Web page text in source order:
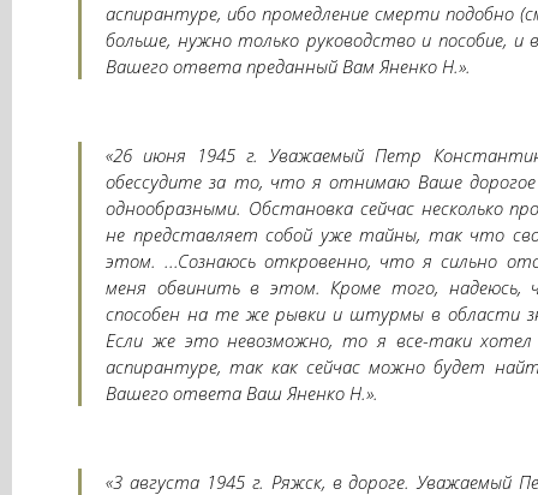
аспирантуре, ибо промедление смерти подобно
больше, нужно только руководство и пособие,
Вашего ответа преданный Вам Яненко Н.».
«26 июня 1945 г. Уважаемый Петр
обессудите за то, что я отнимаю Ваше
однообразными. Обстановка сейчас несколько
не представляет собой уже тайны, так что
этом. ...Сознаюсь откровенно, что я сильно
меня обвинить в этом. Кроме того,
способен на те же рывки и штурмы в области
Если же это невозможно, то я все-таки
аспирантуре, так как сейчас можно будет
Вашего ответа Ваш Яненко Н.».
«3 августа 1945 г. Ряжск, в дороге. Уважаемый